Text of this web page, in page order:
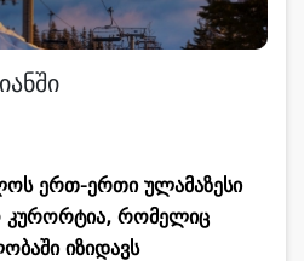
ერთ-ერთი ულამაზესი
კურორტია, რომელიც
იზიდავს